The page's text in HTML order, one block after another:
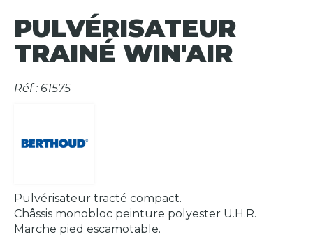
PULVÉRISATEUR
TRAINÉ WIN'AIR
Réf : 61575
Pulvérisateur tracté compact.
Châssis monobloc peinture polyester U.H.R.
Marche pied escamotable.